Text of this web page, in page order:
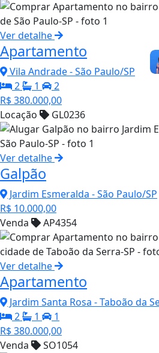
Ver detalhe
Apartamento
Vila Andrade - São Paulo/SP
2
1
2
R$ 380.000,00
Locação
GL0236
Ver detalhe
Galpão
Jardim Esmeralda - São Paulo/SP
R$ 10.000,00
Venda
AP4354
Ver detalhe
Apartamento
Jardim Santa Rosa - Taboão da
2
1
1
R$ 380.000,00
Venda
SO1054